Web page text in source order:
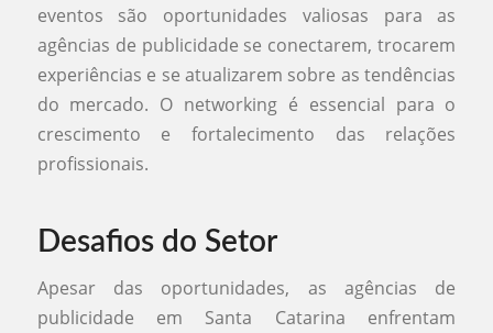
eventos são oportunidades valiosas para as
agências de publicidade se conectarem, trocarem
experiências e se atualizarem sobre as tendências
do mercado. O networking é essencial para o
crescimento e fortalecimento das relações
profissionais.
Desafios do Setor
Apesar das oportunidades, as agências de
publicidade em Santa Catarina enfrentam